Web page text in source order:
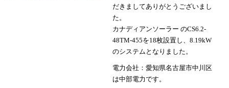
だきましてありがとうございまし
た。
カナディアンソーラー のCS6.2-
48TM-455を18枚設置し、8.19kW
のシステムとなりました。
電力会社：愛知県名古屋市中川区
は中部電力です。